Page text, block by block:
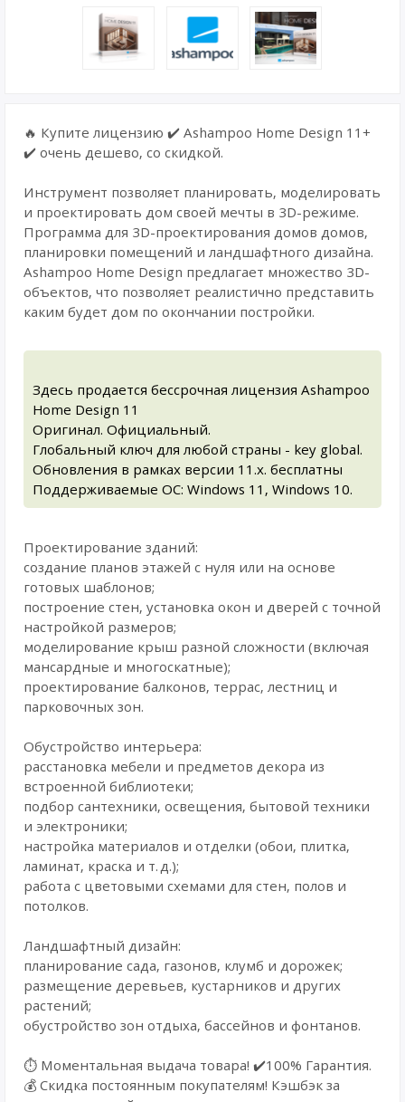
🔥 Купите лицензию ✔️ Ashampoo Home Design 11+
✔️ очень дешево, со скидкой.
Инструмент позволяет планировать, моделировать
и проектировать дом своей мечты в 3D-режиме.
Программа для 3D-проектирования домов домов,
планировки помещений и ландшафтного дизайна.
Ashampoo Home Design предлагает множество 3D-
объектов, что позволяет реалистично представить
каким будет дом по окончании постройки.
Здесь продается бессрочная лицензия Ashampoo
Home Design 11
Оригинал. Официальный.
Глобальный ключ для любой страны - key global.
Обновления в рамках версии 11.x. бесплатны
Поддерживаемые ОС: Windows 11, Windows 10.
Проектирование зданий:
создание планов этажей с нуля или на основе
готовых шаблонов;
построение стен, установка окон и дверей с точной
настройкой размеров;
моделирование крыш разной сложности (включая
мансардные и многоскатные);
проектирование балконов, террас, лестниц и
парковочных зон.
Обустройство интерьера:
расстановка мебели и предметов декора из
встроенной библиотеки;
подбор сантехники, освещения, бытовой техники
и электроники;
настройка материалов и отделки (обои, плитка,
ламинат, краска и т. д.);
работа с цветовыми схемами для стен, полов и
потолков.
Ландшафтный дизайн:
планирование сада, газонов, клумб и дорожек;
размещение деревьев, кустарников и других
растений;
обустройство зон отдыха, бассейнов и фонтанов.
⏱️ Моментальная выдача товара! ✔️100% Гарантия.
💰 Cкидка постоянным покупателям! Кэшбэк за